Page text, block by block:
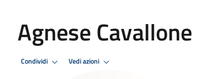
Agnese Cavallone
Condividi Vedi azioni